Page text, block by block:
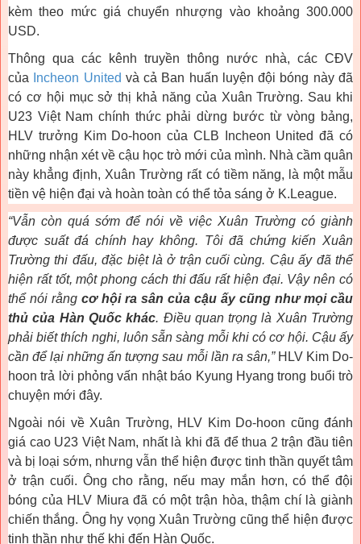
kèm theo mức giá chuyển nhượng vào khoảng 300.000
USD.
Thông qua các kênh truyền thông nước nhà, các CĐV
của
Incheon United và cả Ban huấn luyện đội bóng này đã
có cơ hội mục sở thị khả năng của Xuân Trường. Sau khi
U23 Việt Nam chính thức phải dừng bước từ vòng bảng,
HLV trưởng Kim Do-hoon của CLB Incheon United đã có
những nhận xét về cậu học trò mới của mình. Nhà cầm quân
này khẳng định, Xuân Trường rất có tiềm năng, là một mẫu
tiền vệ hiện đại và hoàn toàn có thể tỏa sáng ở K.League.
“Vẫn còn quá sớm để nói về việc Xuân Trường có giành
được suất đá chính hay không. Tôi đã chứng kiến Xuân
Trường thi đấu, đặc biệt là ở trận cuối cùng. Cậu ấy đã thể
hiện rất tốt, một phong cách thi đấu rất hiện đại. Vậy nên có
thể nói rằng cơ hội ra sân của cậu ấy cũng như mọi cầu
thủ của Hàn Quốc khác. Điều quan trọng là Xuân Trường
phải biết thích nghi, luôn sẵn sàng mỗi khi có cơ hội. Cậu ấy
cần để lại những ấn tượng sau mỗi lần ra sân,”HLV Kim Do-
hoon trả lời phỏng vấn nhật báo Kyung Hyang trong buổi trò
chuyện mới đây.
Ngoài nói về Xuân Trường, HLV Kim Do-hoon cũng đánh
giá cao U23 Việt Nam, nhất là khi đã để thua 2 trận đầu tiên
và bị loại sớm, nhưng vẫn thể hiện được tinh thần quyết tâm
ở trận cuối. Ông cho rằng, nếu may mắn hơn, có thể đội
bóng của HLV Miura đã có một trận hòa, thậm chí là giành
chiến thắng. Ông hy vọng Xuân Trường cũng thể hiện được
tinh thần như thế khi đến Hàn Quốc.